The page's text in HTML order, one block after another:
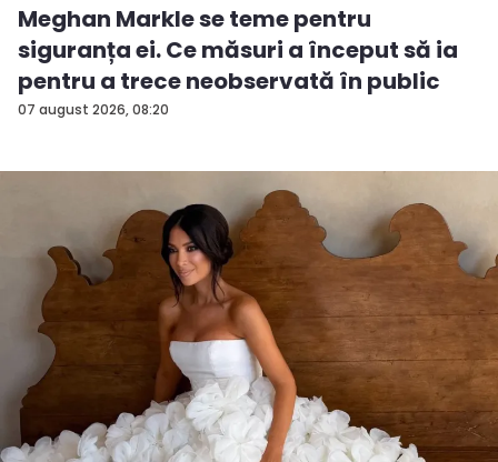
07 august 2026, 08:20
Meghan Markle se teme pentru
siguranța ei. Ce măsuri a început să ia
pentru a trece neobservată în public